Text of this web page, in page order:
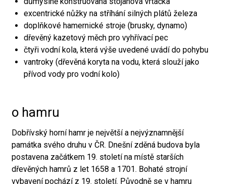
excentrické nůžky na stříhání silných plátů železa
doplňkové hamernické stroje (brusky, dynamo)
dřevěný kazetový měch pro vyhřívací pec
čtyři vodní kola, která výše uvedené uvádí do pohybu
vantroky (dřevěná koryta na vodu, která slouží jako
přívod vody pro vodní kolo)
o hamru
Dobřívský horní hamr je největší a nejvýznamnější
památka svého druhu v ČR. Dnešní zděná budova byla
postavena začátkem 19. století na místě starších
dřevěných hamrů z let 1658 a 1701. Bohaté strojní
vybavení pochází z 19. století. Původně se v hamru